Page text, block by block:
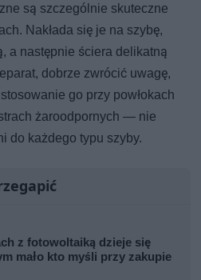
są szczególnie skuteczne
Nakłada się je na szybę,
a następnie ściera delikatną
dobrze zwrócić uwagę,
go przy powłokach
żaroodpornych — nie
do każdego typu szyby.
z fotowoltaiką dzieje się
mało kto myśli przy zakupie